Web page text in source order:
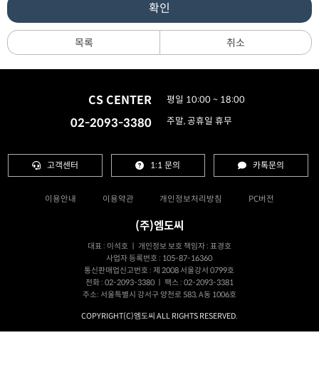
확인
목록 취소
CS CENTER
02-2093-3380
평일 10:00 ~ 18:00
주말, 공휴일 휴무
고객센터 1:1 문의 카톡문의
이용안내 이용약관 개인정보처리방침 PC버전
(주)엠도씨
대표 : 이석호 ㅣ 개인정보 보호 책임자 : 표경호
사업자 등록번호 : 105-87-16360
통신판매업신고번호 : 제 2008 서울강서 0799호
전화 : 02-2093-3380 ㅣ 팩스 : 02-2093-3381
주소: 서울특별시 강서구 양천로 583, A동 1006호
COPYRIGHT(C)엠도씨 ALL RIGHTS RESERVED.